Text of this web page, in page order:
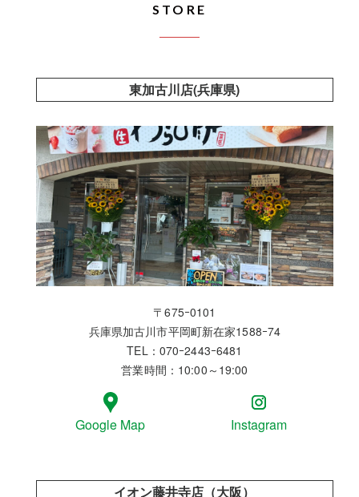
STORE
東加古川店(兵庫県)
〒675ｰ0101
兵庫県加古川市平岡町新在家1588ｰ74
TEL：070ｰ2443ｰ6481
営業時間：10:00～19:00
Google Map Instagram
イオン藤井寺店（大阪）